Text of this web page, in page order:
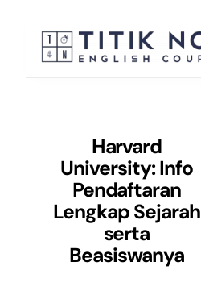
content
Harvard
University: Info
Pendaftaran
Lengkap Sejarah
serta
Beasiswanya